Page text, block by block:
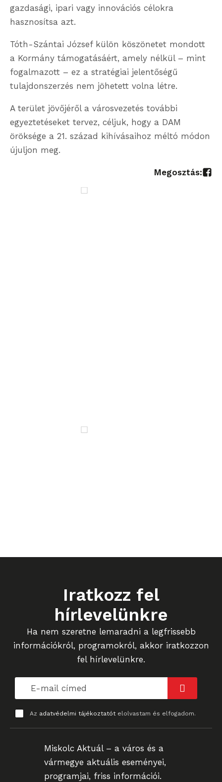
gazdasági, ipari vagy innovációs célokra
hasznosítsa azt.
Tóth-Szántai József külön köszönetet mondott
a Kormány támogatásáért, amely nélkül – mint
fogalmazott – ez a stratégiai jelentőségű
tulajdonszerzés nem jöhetett volna létre.
A terület jövőjéről a városvezetés további
egyeztetéseket tervez, céljuk, hogy a DAM
öröksége a 21. század kihívásaihoz méltó módon
újuljon meg.
Megosztás:
Iratkozz fel
hírlevelünkre
Ha nem szeretne lemaradni a legfrissebb
információkról, programokról, akkor iratkozzon
fel hírlevelünkre.
Az adatvédelmi tájékoztatótelolvastam és elfogadom.
Miskolc Aktuál – a város és a
vármegye aktuális eseményei,
programjai, friss információi.